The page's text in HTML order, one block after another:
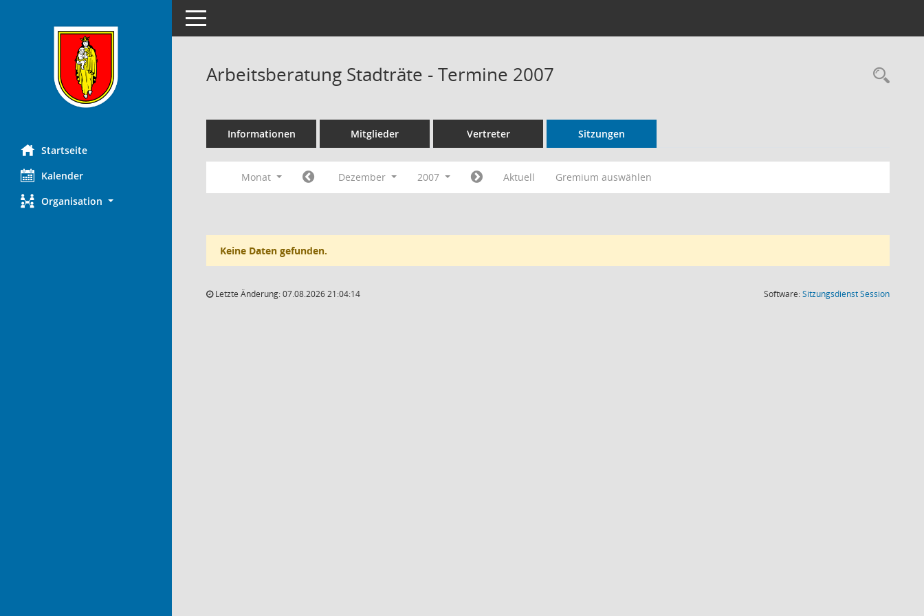
Startseite
Kalender
Organisation
Toggle navigation
Arbeitsberatung Stadträte - Termine 2007
Informationen Mitglieder Vertreter Sitzungen
Monat Dezember 2007 Aktuell Gremium auswählen
Keine Daten gefunden.
Letzte Änderung: 07.08.2026 21:04:14 Software:SitzungsdienstSession(Wird in